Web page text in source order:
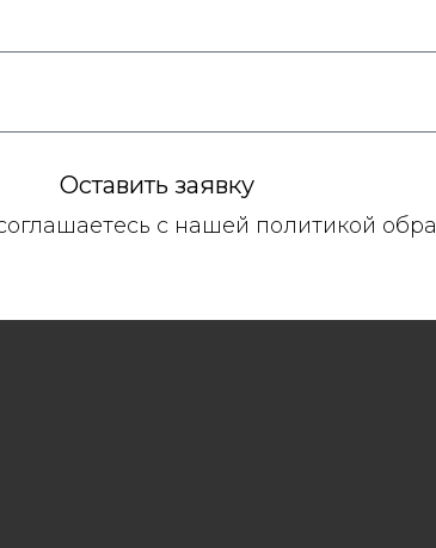
Оставить заявку
с нашей политикой